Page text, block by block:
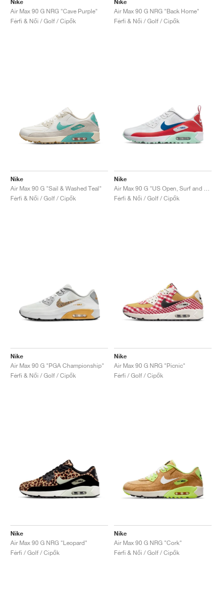
Nike
Air Max 90 G NRG "Cave Purple"
Férfi & Női / Golf / Cipők
Nike
Air Max 90 G NRG "Back Home"
Férfi & Női / Golf / Cipők
Nike
Air Max 90 G "Sail & Washed Teal"
Férfi & Női / Golf / Cipők
Nike
Férfi & Női / Golf / Cipők
Nike
Air Max 90 G "PGA Championship"
Férfi & Női / Golf / Cipők
Nike
Air Max 90 G NRG "Picnic"
Férfi / Golf / Cipők
Nike
Air Max 90 G NRG "Leopard"
Férfi / Golf / Cipők
Nike
Air Max 90 G NRG "Cork"
Férfi & Női / Golf / Cipők